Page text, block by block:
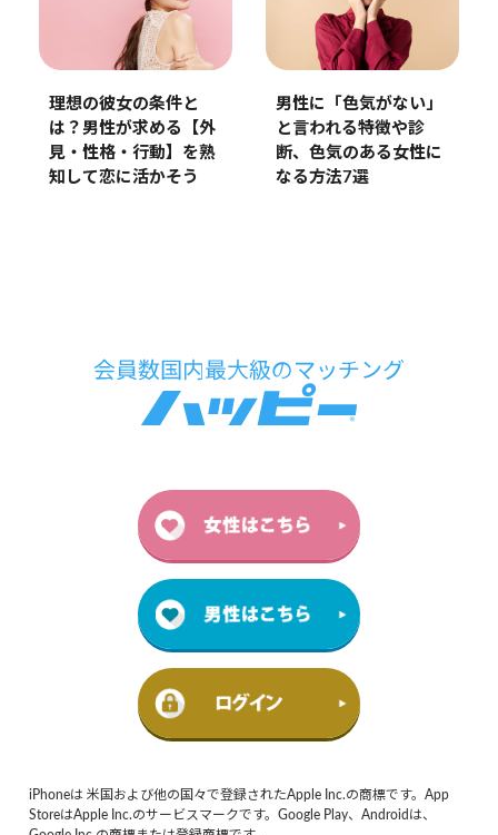
理想の彼女の条件と
は？男性が求める【外
見・性格・行動】を熟
知して恋に活かそう
男性に「色気がない」
と言われる特徴や診
断、色気のある女性に
なる方法7選
iPhoneは 米国および他の国々で登録されたApple Inc.の商標です。App
StoreはApple Inc.のサービスマークです。Google Play、Androidは、